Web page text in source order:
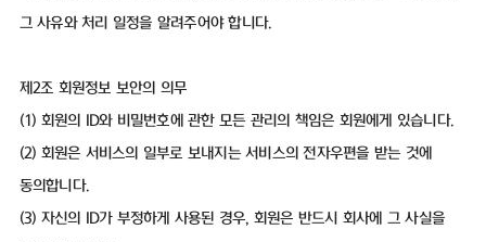
그 사유와 처리 일정을 알려주어야 합니다.
제2조 회원정보 보안의 의무
(1) 회원의 ID와 비밀번호에 관한 모든 관리의 책임은 회원에게 있습니다.
(2) 회원은 서비스의 일부로 보내지는 서비스의 전자우편을 받는 것에
동의합니다.
(3) 자신의 ID가 부정하게 사용된 경우, 회원은 반드시 회사에 그 사실을